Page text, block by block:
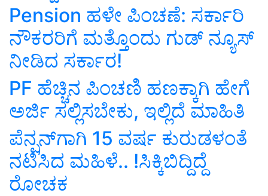
Pension ಹಳೇ ಪಿಂಚಣೆ: ಸರ್ಕಾರಿ
ನೌಕರರಿಗೆ ಮತ್ತೊಂದು ಗುಡ್‌ ನ್ಯೂಸ್‌
ನೀಡಿದ ಸರ್ಕಾರ!
PF ಹೆಚ್ಚಿನ ಪಿಂಚಣಿ ಹಣಕ್ಕಾಗಿ ಹೇಗೆ
ಅರ್ಜಿ ಸಲ್ಲಿಸಬೇಕು, ಇಲ್ಲಿದೆ ಮಾಹಿತಿ
ಪೆನ್ಷನ್‌ಗಾಗಿ 15 ವರ್ಷ ಕುರುಡಳಂತೆ
ನಟಿಸಿದ ಮಹಿಳೆ.. !ಸಿಕ್ಕಿಬಿದ್ದಿದ್ದೆ
ರೋಚಕ